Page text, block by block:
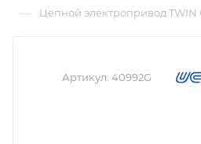
— Цепной электропривод TWIN
Артикул: 40992G